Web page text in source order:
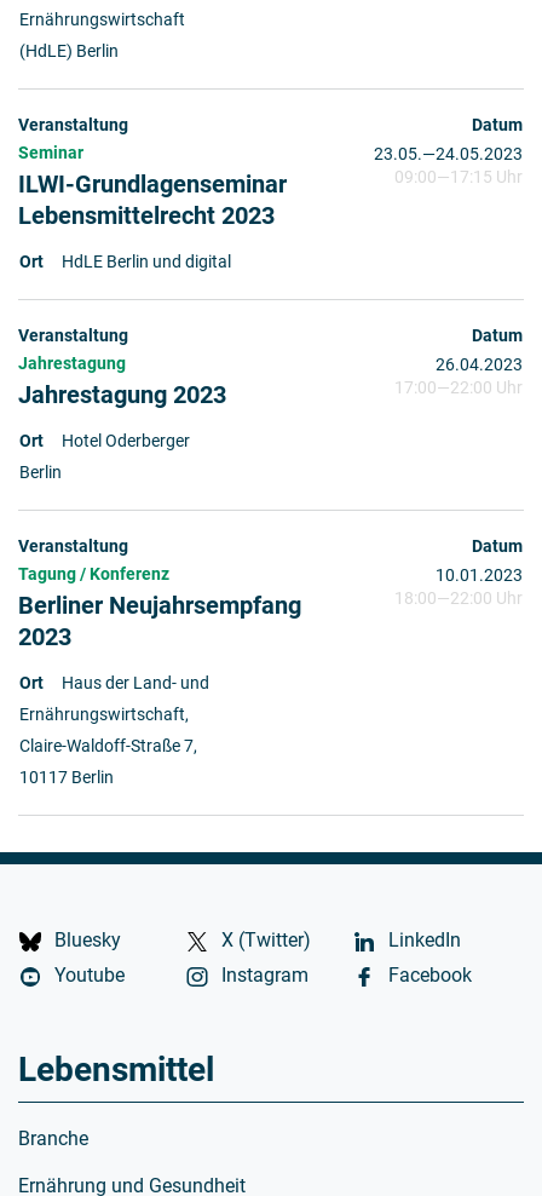
Ernährungswirtschaft
(HdLE) Berlin
23.05.2023
—24.05.2023
09:00—17:15 Uhr
Seminar
ILWI-Grundlagenseminar
Lebensmittelrecht 2023
HdLE Berlin und digital
26.04.2023
17:00—22:00 Uhr
Jahrestagung
Jahrestagung 2023
Hotel Oderberger
Berlin
10.01.2023
18:00—22:00 Uhr
Tagung / Konferenz
Berliner Neujahrsempfang
2023
Haus der Land- und
Ernährungswirtschaft,
Claire-Waldoff-Straße 7,
10117 Berlin
Bluesky X (Twitter)
LinkedIn
Youtube
Instagram Facebook
Lebensmittel
Branche
Ernährung und Gesundheit